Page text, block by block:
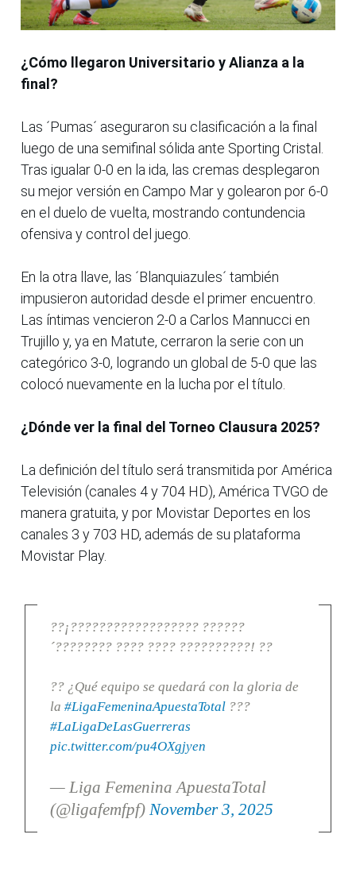
¿Cómo llegaron Universitario y Alianza a la
final?
Las ´Pumas´ aseguraron su clasificación a la final
luego de una semifinal sólida ante Sporting Cristal.
Tras igualar 0-0 en la ida, las cremas desplegaron
su mejor versión en Campo Mar y golearon por 6-0
en el duelo de vuelta, mostrando contundencia
ofensiva y control del juego.
En la otra llave, las ´Blanquiazules´ también
impusieron autoridad desde el primer encuentro.
Las íntimas vencieron 2-0 a Carlos Mannucci en
Trujillo y, ya en Matute, cerraron la serie con un
categórico 3-0, logrando un global de 5-0 que las
colocó nuevamente en la lucha por el título.
¿Dónde ver la final del Torneo Clausura 2025?
La definición del título será transmitida por América
Televisión (canales 4 y 704 HD), América TVGO de
manera gratuita, y por Movistar Deportes en los
canales 3 y 703 HD, además de su plataforma
Movistar Play.
??¡?????????????????? ??????
´???????? ???? ???? ??????????! ??
?? ¿Qué equipo se quedará con la gloria de
la #LigaFemeninaApuestaTotal???
#LaLigaDeLasGuerreras
pic.twitter.com/pu4OXgjyen
— Liga Femenina ApuestaTotal
(@ligafemfpf) November 3, 2025